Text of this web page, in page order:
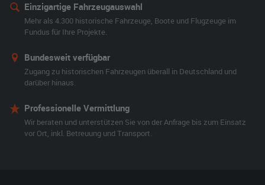
Einzigartige Fahrzeugauswahl
Mehr als 4.300 historische Fahrzeuge, Boote und Flugzeuge im
Fundus für Ihre Projekte.
Bundesweit verfügbar
Zugang zu historischen Fahrzeugen überall in Deutschland und
darüber hinaus.
Professionelle Vermittlung
Wir beraten und unterstützen Sie von der Anfrage bis zum Einsatz
vor Ort, inkl. Betreuung und Transport.